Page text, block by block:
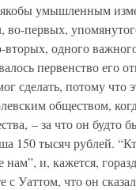
якобы умышленным
во-первых,
одного
первенство его
сделать, потому что
обществом,
– за что он будто
150 тысяч рублей.
нам”, и, кажется,
с Уаттом, что он